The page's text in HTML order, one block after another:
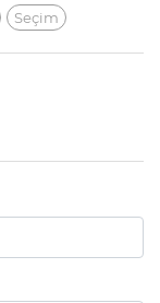
Seçim